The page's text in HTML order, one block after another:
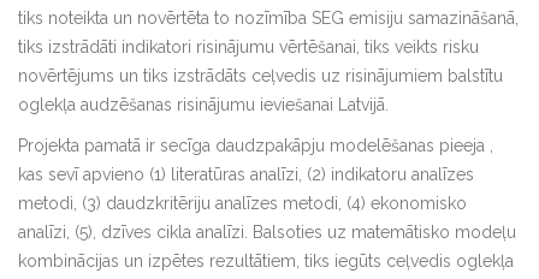
tiks noteikta un novērtēta to nozīmība SEG emisiju samazināšanā,
tiks izstrādāti indikatori risinājumu vērtēšanai, tiks veikts risku
novērtējums un tiks izstrādāts ceļvedis uz risinājumiem balstītu
oglekļa audzēšanas risinājumu ieviešanai Latvijā.
Projekta pamatā ir secīga daudzpakāpju modelēšanas pieeja ,
kas sevī apvieno (1) literatūras analīzi, (2) indikatoru analīzes
metodi, (3) daudzkritēriju analīzes metodi, (4) ekonomisko
analīzi, (5), dzīves cikla analīzi. Balsoties uz matemātisko modeļu
kombinācijas un izpētes rezultātiem, tiks iegūts ceļvedis oglekļa